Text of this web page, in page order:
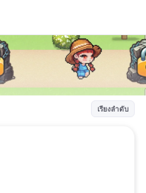
เรียงลำดับ